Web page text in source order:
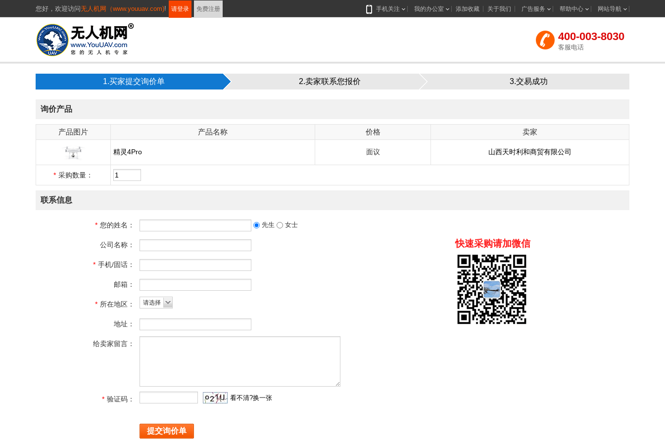
您好， 欢迎访问无人机网（www.youuav.com)! 请登录 免费注册 手机关注 我的办公室 添加收藏 关于我们 广告服务 帮助中心 网站导航
400-003-8030
客服电话
1.买家提交询价单 2.卖家联系您报价 3.交易成功
询价产品
产品图片 产品名称 价格 卖家
精灵4Pro 面议 山西天时利和商贸有限公司
* 采购数量：
快速采购请加微信
联系信息
* 您的姓名： 先生 女士
公司名称：
* 手机/固话：
邮箱：
* 所在地区： 请选择
地址：
给卖家留言：
* 验证码： 看不清?换一张